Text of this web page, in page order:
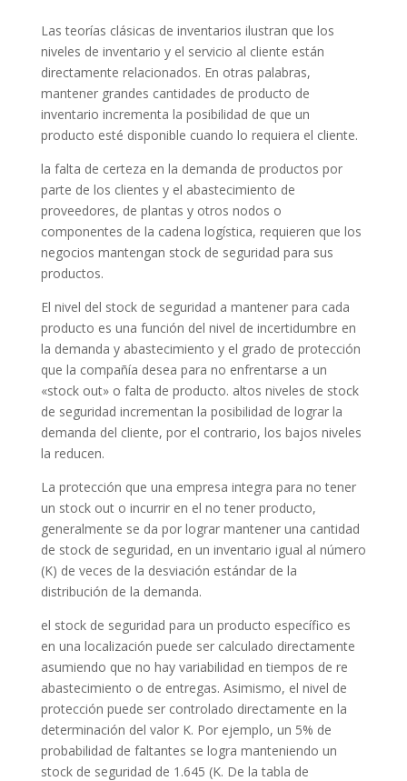
Las teorías clásicas de inventarios ilustran que los
niveles de inventario y el servicio al cliente están
directamente relacionados. En otras palabras,
mantener grandes cantidades de producto de
inventario incrementa la posibilidad de que un
producto esté disponible cuando lo requiera el cliente.
la falta de certeza en la demanda de productos por
parte de los clientes y el abastecimiento de
proveedores, de plantas y otros nodos o
componentes de la cadena logística, requieren que los
negocios mantengan stock de seguridad para sus
productos.
El nivel del stock de seguridad a mantener para cada
producto es una función del nivel de incertidumbre en
la demanda y abastecimiento y el grado de protección
que la compañía desea para no enfrentarse a un
«stock out» o falta de producto. altos niveles de stock
de seguridad incrementan la posibilidad de lograr la
demanda del cliente, por el contrario, los bajos niveles
la reducen.
La protección que una empresa integra para no tener
un stock out o incurrir en el no tener producto,
generalmente se da por lograr mantener una cantidad
de stock de seguridad, en un inventario igual al número
(K) de veces de la desviación estándar de la
distribución de la demanda.
el stock de seguridad para un producto específico es
en una localización puede ser calculado directamente
asumiendo que no hay variabilidad en tiempos de re
abastecimiento o de entregas. Asimismo, el nivel de
protección puede ser controlado directamente en la
determinación del valor K. Por ejemplo, un 5% de
probabilidad de faltantes se logra manteniendo un
stock de seguridad de 1.645 (K. De la tabla de